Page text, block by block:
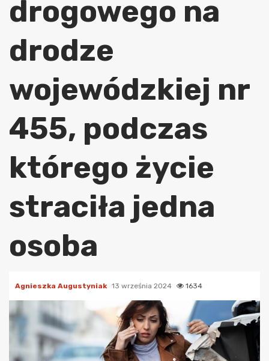
drogowego na
drodze
wojewódzkiej nr
455, podczas
którego życie
straciła jedna
osoba
Agnieszka Augustyniak 13 września 2024 1634